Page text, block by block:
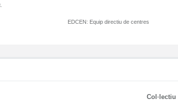
EDCEN: Equip directiu de centres
Col·lectiu